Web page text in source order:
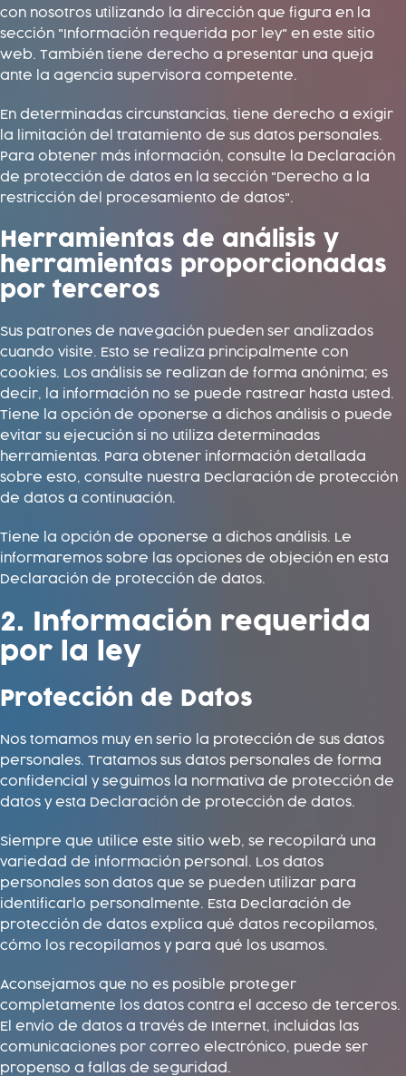
con nosotros utilizando la dirección que figura en la
sección "Información requerida por ley" en este sitio
web. También tiene derecho a presentar una queja
ante la agencia supervisora ​​competente.
En determinadas circunstancias, tiene derecho a exigir
la limitación del tratamiento de sus datos personales.
Para obtener más información, consulte la Declaración
de protección de datos en la sección "Derecho a la
restricción del procesamiento de datos".
Herramientas de análisis y
herramientas proporcionadas
por terceros
Sus patrones de navegación pueden ser analizados
cuando visite. Esto se realiza principalmente con
cookies. Los análisis se realizan de forma anónima; es
decir, la información no se puede rastrear hasta usted.
Tiene la opción de oponerse a dichos análisis o puede
evitar su ejecución si no utiliza determinadas
herramientas. Para obtener información detallada
sobre esto, consulte nuestra Declaración de protección
de datos a continuación.
Tiene la opción de oponerse a dichos análisis. Le
informaremos sobre las opciones de objeción en esta
Declaración de protección de datos.
2. Información requerida
por la ley
Protección de Datos
Nos tomamos muy en serio la protección de sus datos
personales. Tratamos sus datos personales de forma
confidencial y seguimos la normativa de protección de
datos y esta Declaración de protección de datos.
Siempre que utilice este sitio web, se recopilará una
variedad de información personal. Los datos
personales son datos que se pueden utilizar para
identificarlo personalmente. Esta Declaración de
protección de datos explica qué datos recopilamos,
cómo los recopilamos y para qué los usamos.
Aconsejamos que no es posible proteger
completamente los datos contra el acceso de terceros.
El envío de datos a través de Internet, incluidas las
comunicaciones por correo electrónico, puede ser
propenso a fallas de seguridad.